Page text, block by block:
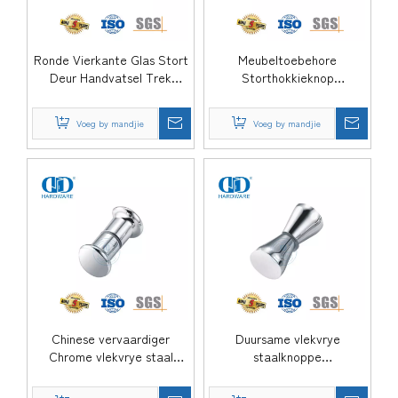
Ronde Vierkante Glas Stort
Deur Handvatsel Trek
Deur Knop-DDSK008
Voeg by mandjie
Meubeltoebehore
Storthokkieknop
skuifraamlose
glasdeurknophandvatsels-
DDSK007
Voeg by mandjie
Chinese vervaardiger
Chrome vlekvrye staal
handvatsel knop vir
Duursame vlekvrye
staalknoppe
skuifdeurknop-DDSK005